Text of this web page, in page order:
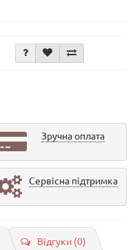
Зручна оплата
Сервісна підтримка
Відгуки (0)